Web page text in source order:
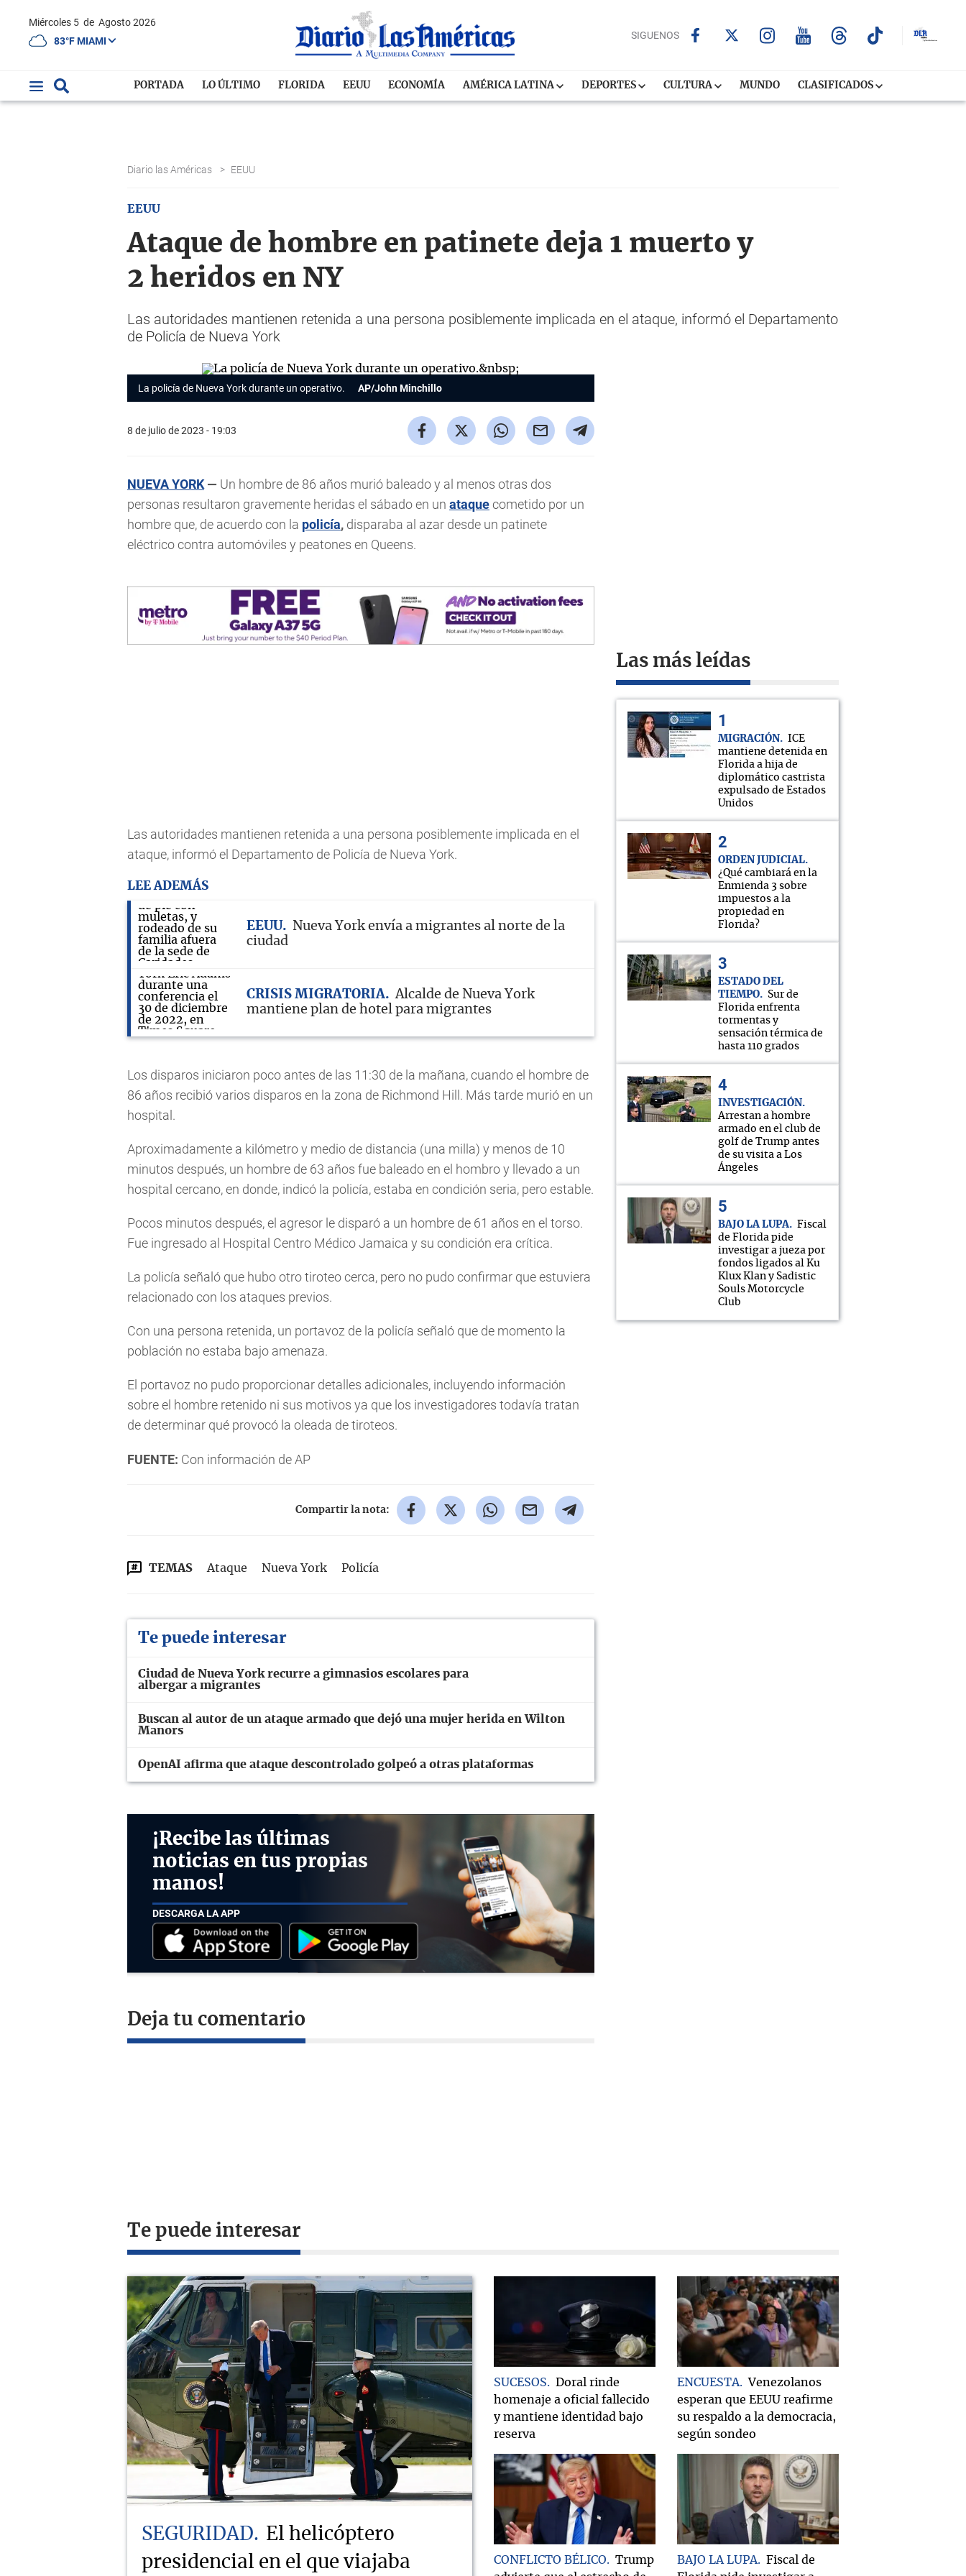
Miércoles 5 de Agosto 2026
83°F MIAMI
SIGUENOS
PORTADA LO ÚLTIMO FLORIDA EEUU ECONOMÍA AMÉRICA LATINA DEPORTES CULTURA MUNDO CLASIFICADOS
Diario las Américas > EEUU
EEUU
Ataque de hombre en patinete deja 1 muerto y
2 heridos en NY
Las autoridades mantienen retenida a una persona posiblemente implicada en el ataque, informó el Departamento
de Policía de Nueva York
La policía de Nueva York durante un operativo. AP/John Minchillo
8 de julio de 2023 - 19:03
NUEVA YORK— Un hombre de 86 años murió baleado y al menos otras dos
personas resultaron gravemente heridas el sábado en un ataquecometido por un
hombre que, de acuerdo con la policía, disparaba al azar desde un patinete
eléctrico contra automóviles y peatones en Queens.
Las autoridades mantienen retenida a una persona posiblemente implicada en el
ataque, informó el Departamento de Policía de Nueva York.
LEE ADEMÁS
EEUU
Nueva York envía a migrantes al norte de la
ciudad
CRISIS MIGRATORIA
Alcalde de Nueva York
mantiene plan de hotel para migrantes
Los disparos iniciaron poco antes de las 11:30 de la mañana, cuando el hombre de
86 años recibió varios disparos en la zona de Richmond Hill. Más tarde murió en un
hospital.
Aproximadamente a kilómetro y medio de distancia (una milla) y menos de 10
minutos después, un hombre de 63 años fue baleado en el hombro y llevado a un
hospital cercano, en donde, indicó la policía, estaba en condición seria, pero estable.
Pocos minutos después, el agresor le disparó a un hombre de 61 años en el torso.
Fue ingresado al Hospital Centro Médico Jamaica y su condición era crítica.
La policía señaló que hubo otro tiroteo cerca, pero no pudo confirmar que estuviera
relacionado con los ataques previos.
Con una persona retenida, un portavoz de la policía señaló que de momento la
población no estaba bajo amenaza.
El portavoz no pudo proporcionar detalles adicionales, incluyendo información
sobre el hombre retenido ni sus motivos ya que los investigadores todavía tratan
de determinar qué provocó la oleada de tiroteos.
FUENTE: Con información de AP
Compartir la nota:
TEMAS Ataque Nueva York Policía
Te puede interesar
Ciudad de Nueva York recurre a gimnasios escolares para
albergar a migrantes
Buscan al autor de un ataque armado que dejó una mujer herida en Wilton
Manors
OpenAI afirma que ataque descontrolado golpeó a otras plataformas
¡Recibe las últimas
noticias en tus propias
manos!
DESCARGA LA APP
Deja tu comentario
Las más leídas
MIGRACIÓN
ICE
mantiene detenida en
Florida a hija de
diplomático castrista
expulsado de Estados
Unidos
ORDEN JUDICIAL
¿Qué cambiará en la
Enmienda 3 sobre
impuestos a la
propiedad en
Florida?
ESTADO DEL
TIEMPO
Sur de
Florida enfrenta
tormentas y
sensación térmica de
hasta 110 grados
INVESTIGACIÓN
Arrestan a hombre
armado en el club de
golf de Trump antes
de su visita a Los
Ángeles
BAJO LA LUPA
Fiscal
de Florida pide
investigar a jueza por
fondos ligados al Ku
Klux Klan y Sadistic
Souls Motorcycle
Club
Te puede interesar
SEGURIDAD
El helicóptero
presidencial en el que viajaba
SUCESOS
Doral rinde
homenaje a oficial fallecido
y mantiene identidad bajo
reserva
ENCUESTA
Venezolanos
esperan que EEUU reafirme
su respaldo a la democracia,
según sondeo
CONFLICTO BÉLICO
Trump
BAJO LA LUPA
Fiscal de